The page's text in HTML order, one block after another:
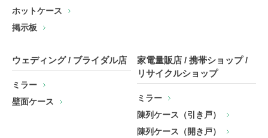
ホットケース
掲示板
ウェディング / ブライダル店
ミラー
壁面ケース
家電量販店 / 携帯ショップ /
リサイクルショップ
ミラー
陳列ケース（引き戸）
陳列ケース（開き戸）